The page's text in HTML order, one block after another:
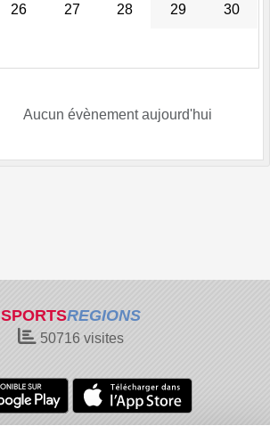
26 27 28 29 30
Aucun évènement aujourd'hui
SPORTSREGIONS
50716visites